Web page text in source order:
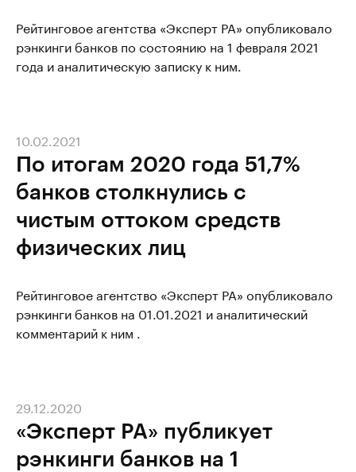
Рейтинговое агентства «Эксперт РА» опубликовало
рэнкинги банков по состоянию на 1 февраля 2021
года и аналитическую записку к ним.
По итогам 2020 года 51,7%
банков столкнулись с
чистым оттоком средств
физических лиц
10.02.2021
Рейтинговое агентство «Эксперт РА» опубликовало
рэнкинги банков на 01.01.2021 и аналитический
комментарий к ним .
«Эксперт РА» публикует
рэнкинги банков на 1
29.12.2020